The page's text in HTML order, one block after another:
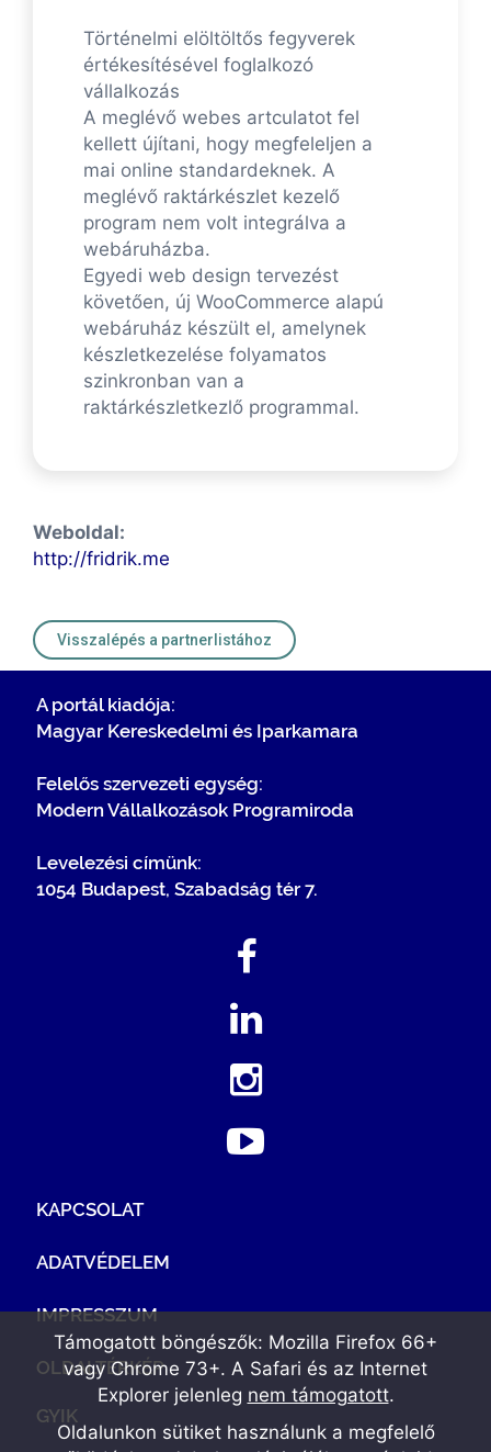
Történelmi elöltöltős fegyverek
értékesítésével foglalkozó
vállalkozás
A meglévő webes artculatot fel
kellett újítani, hogy megfeleljen a
mai online standardeknek. A
meglévő raktárkészlet kezelő
program nem volt integrálva a
webáruházba.
Egyedi web design tervezést
követően, új WooCommerce alapú
webáruház készült el, amelynek
készletkezelése folyamatos
szinkronban van a
raktárkészletkezlő programmal.
Weboldal:
http://fridrik.me
Visszalépés a partnerlistához
A portál kiadója:
Magyar Kereskedelmi és Iparkamara
Felelős szervezeti egység:
Modern Vállalkozások Programiroda
Levelezési címünk:
1054 Budapest, Szabadság tér 7.
KAPCSOLAT
ADATVÉDELEM
IMPRESSZUM
OLDALTÉRKÉP
GYIK
Támogatott böngészők: Mozilla Firefox 66+
vagy Chrome 73+. A Safari és az Internet
Explorer jelenleg nem támogatott.
Oldalunkon sütiket használunk a megfelelő